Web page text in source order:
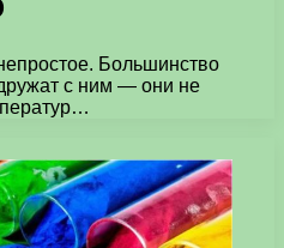
Большинство
с ним — они не